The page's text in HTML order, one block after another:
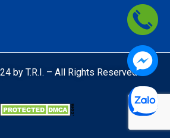
by T.R.I. – All Rights Reserved